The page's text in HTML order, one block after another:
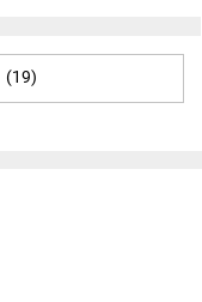
(19)